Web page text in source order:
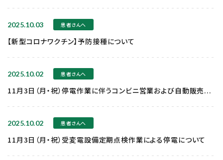
2025.10.03 患者さんへ
【新型コロナワクチン】予防接種について
2025.10.02 患者さんへ
11月3日（月・祝）停電作業に伴うコンビニ営業および自動販売...
2025.10.02 患者さんへ
11月3日（月・祝）受変電設備定期点検作業による停電について